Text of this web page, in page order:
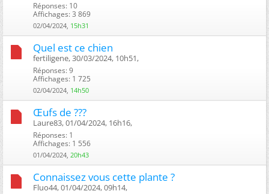
Réponses: 10
Affichages: 3 869
02/04/2024, 15h31
Quel est ce chien
fertiligene, 30/03/2024, 10h51, ‎
Réponses: 9
Affichages: 1 725
02/04/2024, 14h50
Œufs de ???
Laure83, 01/04/2024, 16h16, ‎
Réponses: 1
Affichages: 1 556
01/04/2024, 20h43
Connaissez vous cette plante ?
Fluo44, 01/04/2024, 09h14, ‎